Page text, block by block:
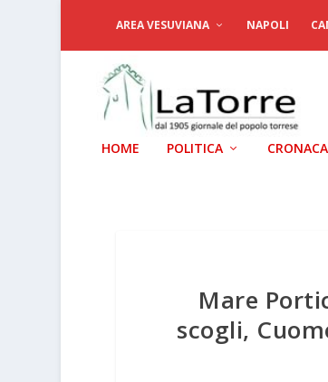
AREA VESUVIANA NAPOLI
HOME POLITICA CRONACA
Mare
scogli,